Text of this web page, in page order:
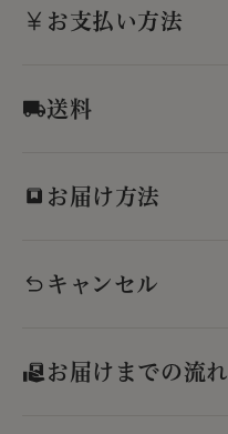
お支払い方法
送料
お届け方法
キャンセル
お届けまでの流れ